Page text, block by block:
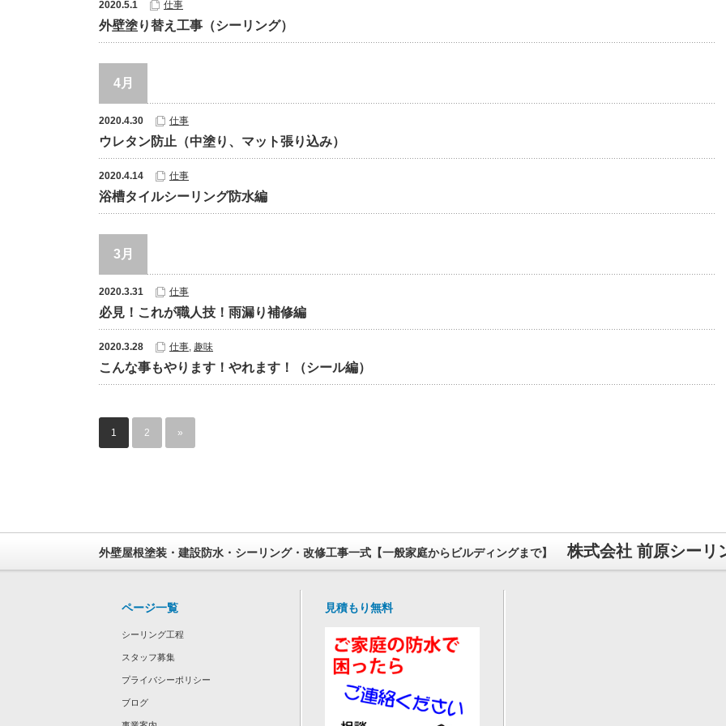
2020.5.1 仕事
外壁塗り替え工事（シーリング）
4月
2020.4.30 仕事
ウレタン防止（中塗り、マット張り込み）
2020.4.14 仕事
浴槽タイルシーリング防水編
3月
2020.3.31 仕事
必見！これが職人技！雨漏り補修編
2020.3.28 仕事, 趣味
こんな事もやります！やれます！（シール編）
1 2 »
外壁屋根塗装・建設防水・シーリング・改修工事一式【一般家庭からビルディングまで】 株式会社 前原シーリ
ページ一覧
シーリング工程
スタッフ募集
プライバシーポリシー
ブログ
見積もり無料